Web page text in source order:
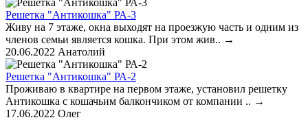
Решетка "Антикошка" РА-3
Живу на 7 этаже, окна выходят на проезжую часть и одним из
членов семьи является кошка. При этом жив.. →
20.06.2022 Анатолий
Решетка "Антикошка" РА-2
Проживаю в квартире на первом этаже, установил решетку
Антикошка с кошачьим балкончиком от компании .. →
17.06.2022 Олег